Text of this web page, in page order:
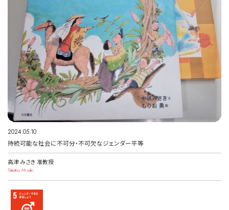
2024.05.10
持続可能な社会に不可分・不可欠なジェンダー平等
高津 みさき 准教授
Takatsu Misaki